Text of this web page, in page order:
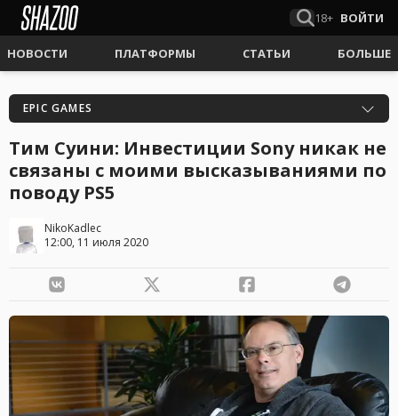
18+ ВОЙТИ
НОВОСТИ ПЛАТФОРМЫ СТАТЬИ БОЛЬШЕ
EPIC GAMES
Тим Суини: Инвестиции Sony никак не
связаны с моими высказываниями по
поводу PS5
NikoKadlec
12:00, 11 июля 2020